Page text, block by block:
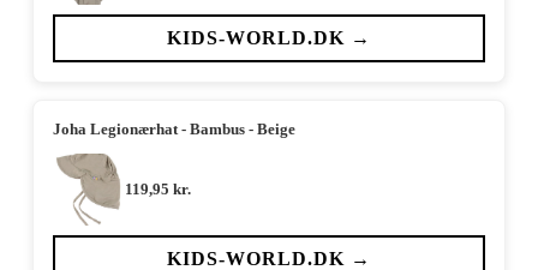
KIDS-WORLD.DK →
Joha Legionærhat - Bambus - Beige
119,95 kr.
KIDS-WORLD.DK →